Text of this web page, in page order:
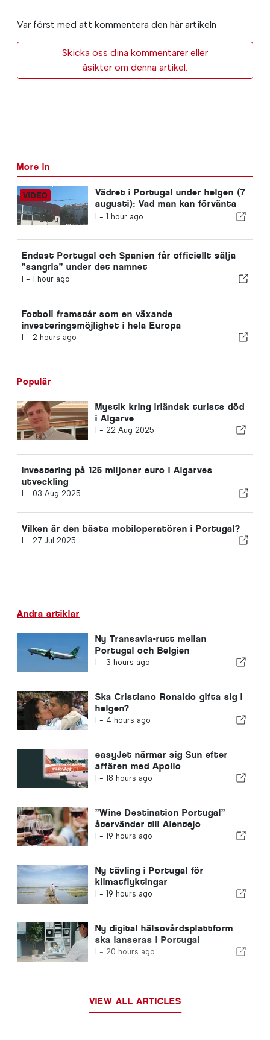
Var först med att kommentera den här artikeln
Skicka oss dina kommentarer eller
åsikter om denna artikel.
More in
Vädret i Portugal under helgen (7
augusti): Vad man kan förvänta
sig runt om i Portugal den här
I - 1 hour ago
Endast Portugal och Spanien får officiellt sälja
”sangria” under det namnet
I - 1 hour ago
Fotboll framstår som en växande
investeringsmöjlighet i hela Europa
I - 2 hours ago
Populär
Mystik kring irländsk turists död
i Algarve
I - 22 Aug 2025
Investering på 125 miljoner euro i Algarves
utveckling
I - 03 Aug 2025
Vilken är den bästa mobiloperatören i Portugal?
I - 27 Jul 2025
Andra artiklar
Ny Transavia-rutt mellan
Portugal och Belgien
I - 3 hours ago
Ska Cristiano Ronaldo gifta sig i
helgen?
I - 4 hours ago
easyJet närmar sig Sun efter
affären med Apollo
I - 18 hours ago
”Wine Destination Portugal”
återvänder till Alentejo
I - 19 hours ago
Ny tävling i Portugal för
klimatflyktingar
I - 19 hours ago
Ny digital hälsovårdsplattform
ska lanseras i Portugal
I - 20 hours ago
VIEW ALL ARTICLES